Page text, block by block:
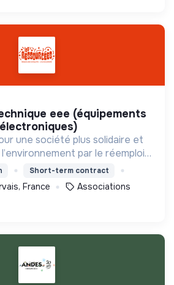
une société plus solidaire et
par le réemploi
du lien social et le
d’agir des citoyen·nes.
Short-term contract
France Associations